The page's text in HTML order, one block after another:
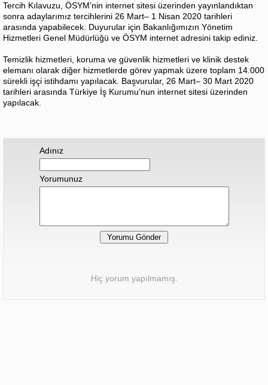
Tercih Kılavuzu, ÖSYM’nin internet sitesi üzerinden yayınlandıktan
sonra adaylarımız tercihlerini 26 Mart– 1 Nisan 2020 tarihleri
arasında yapabilecek. Duyurular için Bakanlığımızın Yönetim
Hizmetleri Genel Müdürlüğü ve ÖSYM internet adresini takip ediniz.
Temizlik hizmetleri, koruma ve güvenlik hizmetleri ve klinik destek
elemanı olarak diğer hizmetlerde görev yapmak üzere toplam 14.000
sürekli işçi istihdamı yapılacak. Başvurular, 26 Mart– 30 Mart 2020
tarihleri arasında Türkiye İş Kurumu’nun internet sitesi üzerinden
yapılacak.
Adınız
Yorumunuz
Hiç yorum yapılmamış.